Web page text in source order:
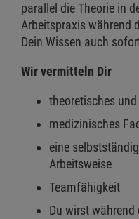
parallel die Theorie in
Arbeitspraxis während
Dein Wissen auch
Wir vermitteln Dir
theoretisches
medizinisches
eine
Arbeitsweise
Teamfähigkeit
Du wirst während